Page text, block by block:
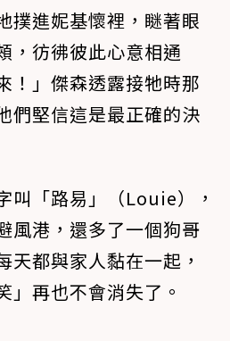
撲進妮基懷裡，瞇著眼
，彷彿彼此心意相通
！」傑森透露接牠時那
們堅信這是最正確的決
叫「路易」（Louie），
風港，還多了一個狗哥
天都與家人黏在一起，
」再也不會消失了。